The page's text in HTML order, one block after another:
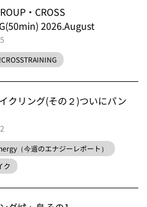
・CROSS
2026.August
クリング(その２)ついにパン
（今週のエナジーレポート）
ク